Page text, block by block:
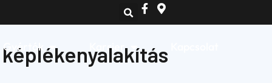
Gyártók Karrier